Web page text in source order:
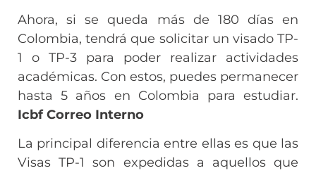
Ahora, si se queda más de 180 días en
Colombia, tendrá que solicitar un visado TP-
1 o TP-3 para poder realizar actividades
académicas. Con estos, puedes permanecer
hasta 5 años en Colombia para estudiar.
Icbf Correo Interno
La principal diferencia entre ellas es que las
Visas TP-1 son expedidas a aquellos que